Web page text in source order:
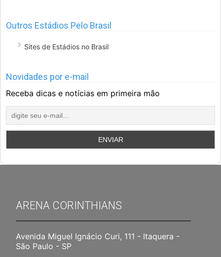
Outros Estádios Pelo Brasil
Sites de Estádios no Brasil
Novidades por e-mail
Receba dicas e notícias em primeira mão
ARENA CORINTHIANS
Avenida Miguel Ignácio Curi, 111 - Itaquera -
São Paulo - SP